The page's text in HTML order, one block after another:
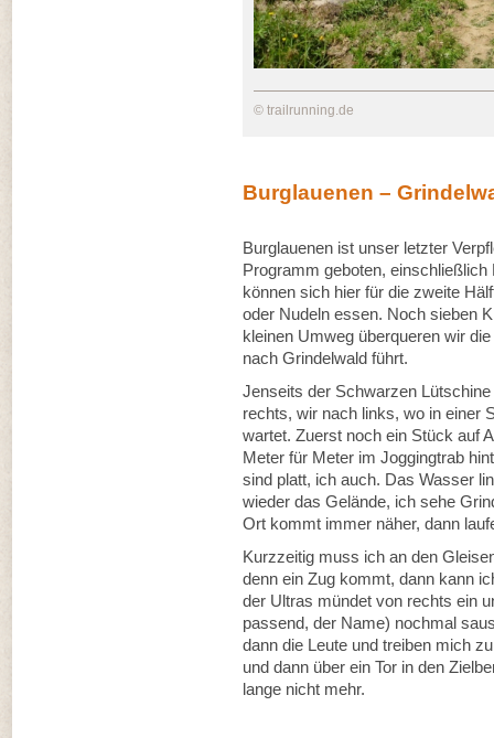
© trailrunning.de
Burglauenen –
Burglauenen ist unser letzter
Programm geboten,
können sich hier für die zweite
oder Nudeln essen. Noch sieben
kleinen Umweg überqueren wir
nach Grindelwald führt.
Jenseits der Schwarzen
rechts, wir nach links, wo in einer
wartet. Zuerst noch ein Stück auf
Meter für Meter im Joggingtrab
sind platt, ich auch. Das Wasser
wieder das Gelände, ich sehe
Ort kommt immer näher, dann
Kurzzeitig muss ich an den
denn ein Zug kommt, dann kann
der Ultras mündet von rechts ein
passend, der Name) nochmal
dann die Leute und treiben mich
und dann über ein Tor in den
lange nicht mehr.